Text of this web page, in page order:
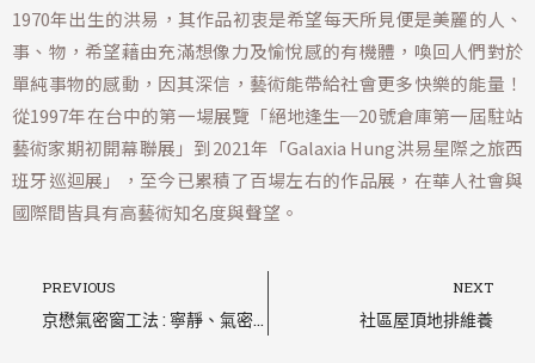
1970年出生的洪易，其作品初衷是希望每天所見便是美麗的人、
事、物，希望藉由充滿想像力及愉悅感的有機體，喚回人們對於
單純事物的感動，因其深信，藝術能帶給社會更多快樂的能量！
從1997年在台中的第一場展覽「絕地逢生─20號倉庫第一屆駐站
藝術家期初開幕聯展」到2021年「Galaxia Hung洪易星際之旅西
班牙巡迴展」，至今已累積了百場左右的作品展，在華人社會與
國際間皆具有高藝術知名度與聲望。
上一頁
PREVIOUS
京懋氣密窗工法 : 寧靜、氣密、水密、安全與美觀兼備
NEXT
社區屋頂地排維養